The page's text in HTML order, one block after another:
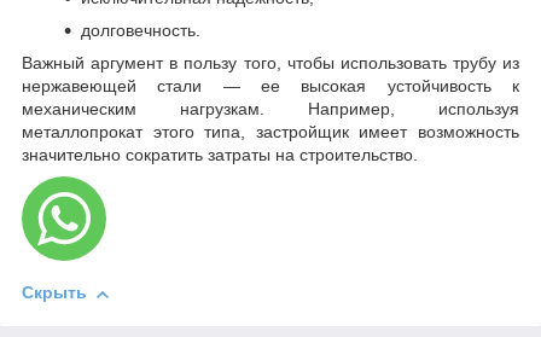
долговечность.
Важный аргумент в пользу того, чтобы использовать трубу из
нержавеющей стали — ее высокая устойчивость к
механическим нагрузкам. Например, используя
металлопрокат этого типа, застройщик имеет возможность
значительно сократить затраты на строительство.
Скрыть